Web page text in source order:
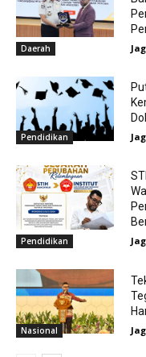
Daerah
Pendidikan
Pendidikan
Nasional